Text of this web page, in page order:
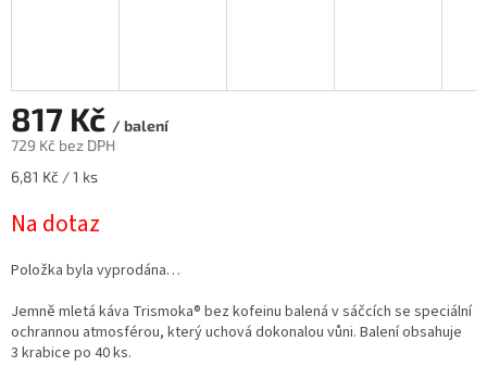
817 Kč / balení
729 Kč bez DPH
Měrná
6,81 Kč / 1 ks
Na dotaz
Položka byla vyprodána…
Jemně mletá káva Trismoka® bez kofeinu balená v sáčcích se speciální
ochrannou atmosférou, který uchová dokonalou vůni. Balení obsahuje
3 krabice po 40 ks.